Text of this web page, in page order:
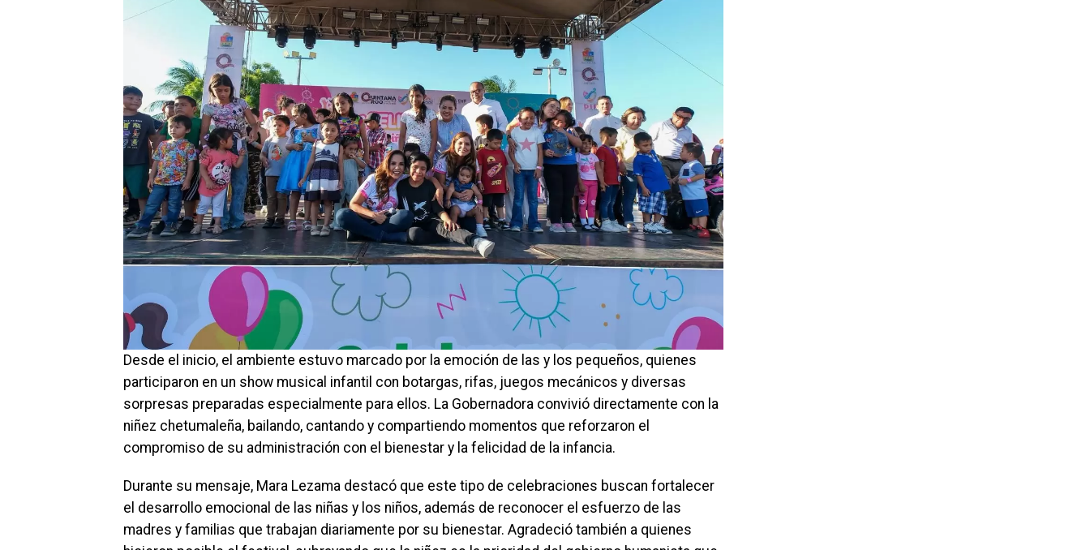
Desde el inicio, el ambiente estuvo marcado por la emoción de las y los pequeños, quienes
participaron en un show musical infantil con botargas, rifas, juegos mecánicos y diversas
sorpresas preparadas especialmente para ellos. La Gobernadora convivió directamente con la
niñez chetumaleña, bailando, cantando y compartiendo momentos que reforzaron el
compromiso de su administración con el bienestar y la felicidad de la infancia.
Durante su mensaje, Mara Lezama destacó que este tipo de celebraciones buscan fortalecer
el desarrollo emocional de las niñas y los niños, además de reconocer el esfuerzo de las
madres y familias que trabajan diariamente por su bienestar. Agradeció también a quienes